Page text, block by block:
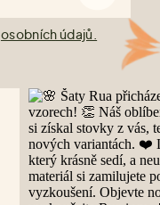
osobních údajů.